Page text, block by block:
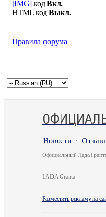
[IMG] код Вкл.
HTML код Выкл.
Правила форума
Новости ·
Официальный Лада
LADA Granta
Разместить рекламу на